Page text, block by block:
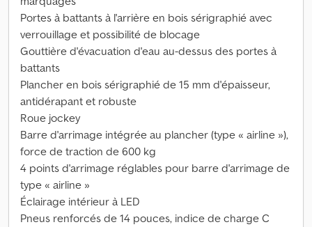
Portes à battants à l'arrière en bois sérigraphié avec
verrouillage et possibilité de blocage
Gouttière d'évacuation d'eau au-dessus des portes à
battants
Plancher en bois sérigraphié de 15 mm d'épaisseur,
antidérapant et robuste
Roue jockey
Barre d'arrimage intégrée au plancher (type « airline »),
force de traction de 600 kg
4 points d'arrimage réglables pour barre d'arrimage de
type « airline »
Éclairage intérieur à LED
Pneus renforcés de 14 pouces, indice de charge C